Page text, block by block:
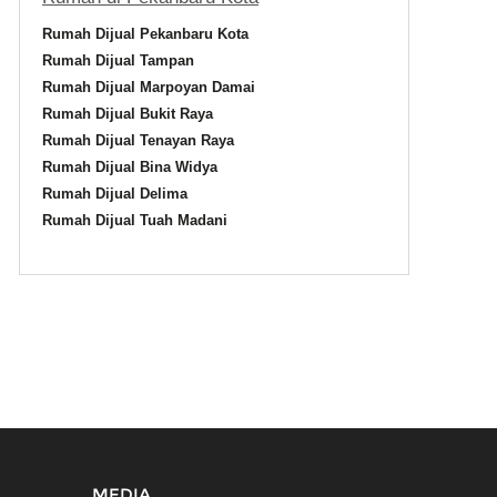
Rumah Dijual Pekanbaru Kota
Rumah Dijual Tampan
Rumah Dijual Marpoyan Damai
Rumah Dijual Bukit Raya
Rumah Dijual Tenayan Raya
Rumah Dijual Bina Widya
Rumah Dijual Delima
Rumah Dijual Tuah Madani